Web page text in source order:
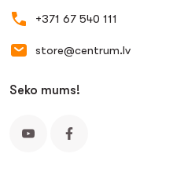
+371 67 540 111
store@centrum.lv
Seko mums!